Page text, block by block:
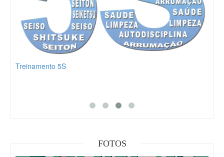
Treinamento 5S
FOTOS